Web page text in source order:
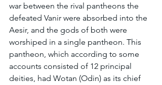
war between the rival pantheons the
defeated Vanir were absorbed into the
Aesir, and the gods of both were
worshiped in a single pantheon. This
pantheon, which according to some
accounts consisted of 12 principal
deities, had Wotan (Odin) as its chief